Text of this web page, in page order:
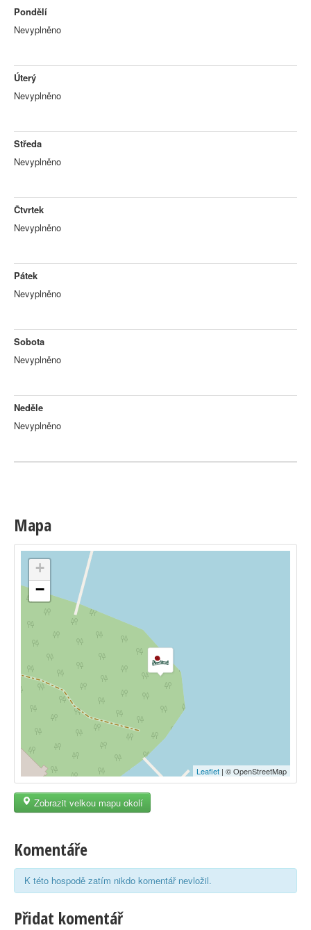
Pondělí
Nevyplněno
Úterý
Nevyplněno
Středa
Nevyplněno
Čtvrtek
Nevyplněno
Pátek
Nevyplněno
Sobota
Nevyplněno
Neděle
Nevyplněno
Mapa
+
−
Leaflet | © OpenStreetMap
Zobrazit velkou mapu okolí
Komentáře
K této hospodě zatím nikdo komentář nevložil.
Přidat komentář